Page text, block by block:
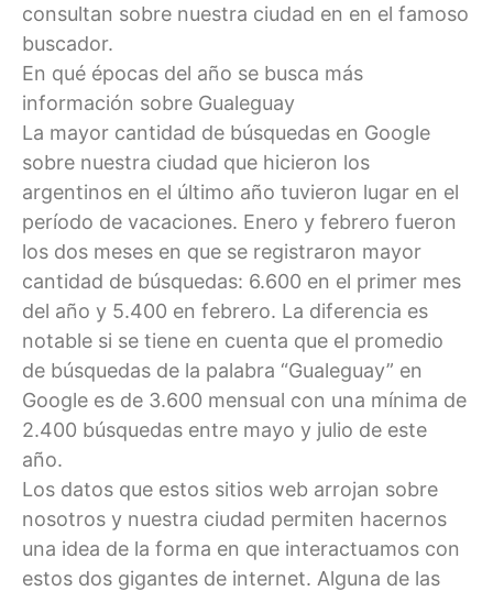
consultan sobre nuestra ciudad en en el famoso
buscador.
En qué épocas del año se busca más
información sobre Gualeguay
La mayor cantidad de búsquedas en Google
sobre nuestra ciudad que hicieron los
argentinos en el último año tuvieron lugar en el
período de vacaciones. Enero y febrero fueron
los dos meses en que se registraron mayor
cantidad de búsquedas: 6.600 en el primer mes
del año y 5.400 en febrero. La diferencia es
notable si se tiene en cuenta que el promedio
de búsquedas de la palabra “Gualeguay” en
Google es de 3.600 mensual con una mínima de
2.400 búsquedas entre mayo y julio de este
año.
Los datos que estos sitios web arrojan sobre
nosotros y nuestra ciudad permiten hacernos
una idea de la forma en que interactuamos con
estos dos gigantes de internet. Alguna de las